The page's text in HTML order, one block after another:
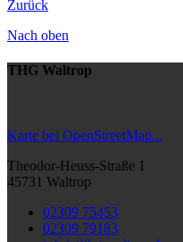
Zurück
Nach oben
THG Waltrop
Karte bei OpenStreetMap...
Theodor-Heuss-Straße 1
45731 Waltrop
02309 75453
02309 79183